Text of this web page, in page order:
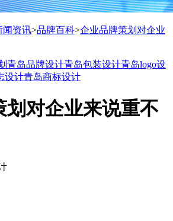
闻资讯>品牌百科>企业品牌策划对企业
青岛品牌设计青岛包装设计青岛logo设
设计青岛商标设计
划对企业来说重不